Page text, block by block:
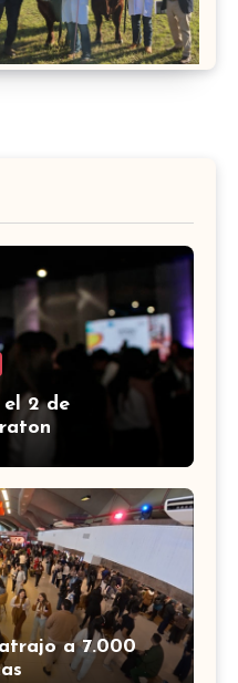
el 2 de
a 7.000